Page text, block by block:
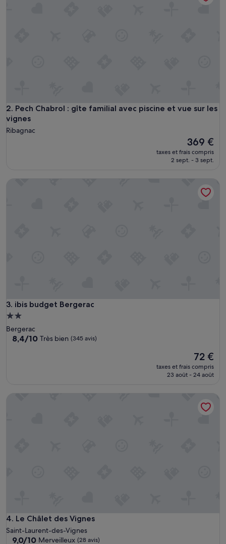
2. Pech Chabrol : gîte familial avec piscine et vue sur les
vignes
Pech Chabrol : gîte familial avec piscine et vue sur les vignes
Ribagnac
Le
nouveau
prix
369 €
taxes et frais compris
2 sept. - 3 sept.
3. ibis budget Bergerac
ibis budget Bergerac
Hébergement
2.0 étoiles
Bergerac
8.4
8,4/10 Très bien (345 avis)
Le
nouveau
prix
72 €
taxes et frais compris
23 août - 24 août
4. Le Châlet des Vignes
Le Châlet des Vignes
Saint-Laurent-des-Vignes
9.0
9,0/10 Merveilleux (28 avis)